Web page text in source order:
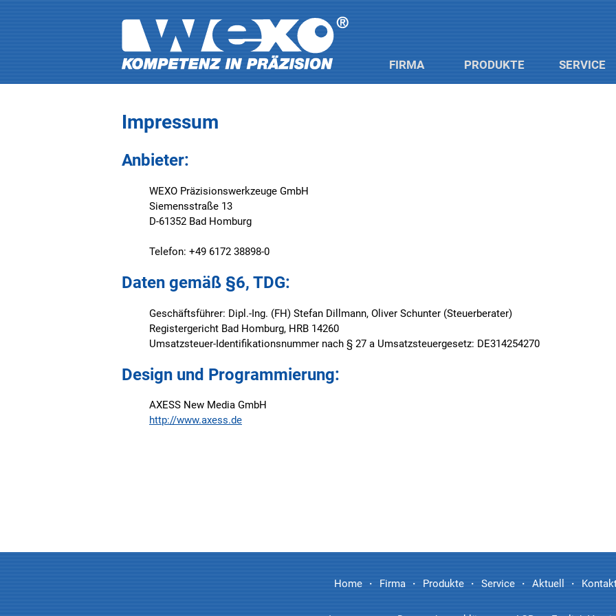
FIRMA PRODUKTE SERVICE
Impressum
Anbieter:
WEXO Präzisionswerkzeuge GmbH
Siemensstraße 13
D-61352 Bad Homburg
Telefon: +49 6172 38898-0
Daten gemäß §6, TDG:
Geschäftsführer: Dipl.-Ing. (FH) Stefan Dillmann, Oliver Schunter (Steuerberater)
Registergericht Bad Homburg, HRB 14260
Umsatzsteuer-Identifikationsnummer nach § 27 a Umsatzsteuergesetz: DE314254270
Design und Programmierung:
AXESS New Media GmbH
http://www.axess.de
Home Firma Produkte Service Aktuell